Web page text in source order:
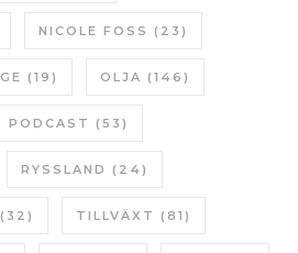
NICOLE FOSS (23)
(19) OLJA (146)
PODCAST (53)
RYSSLAND (24)
(32) TILLVÄXT (81)